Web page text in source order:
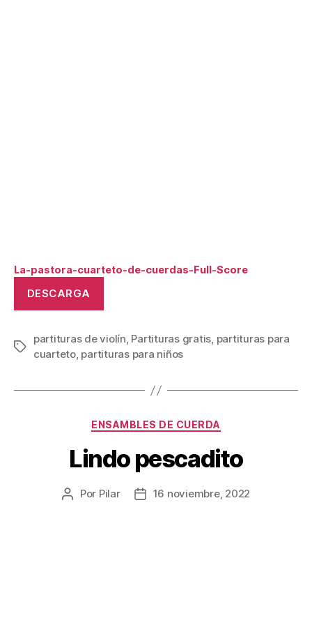
La-pastora-cuarteto-de-cuerdas-Full-Score
DESCARGA
Etiquetas
partituras de violín, Partituras gratis, partituras para
cuarteto, partituras para niños
Categorías
ENSAMBLES DE CUERDA
Lindo pescadito
Autor
Por Pilar
Fecha16 noviembre, 2022